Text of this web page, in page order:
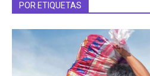
POR ETIQUETAS